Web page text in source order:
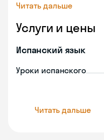
Читать дальше
Услуги и цены
Испанский язык
Уроки испанского
Читать дальше